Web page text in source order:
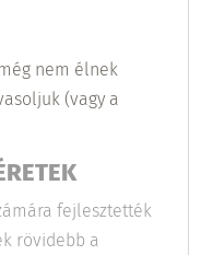
nem élnek
(vagy a
fejlesztették
rövidebb a